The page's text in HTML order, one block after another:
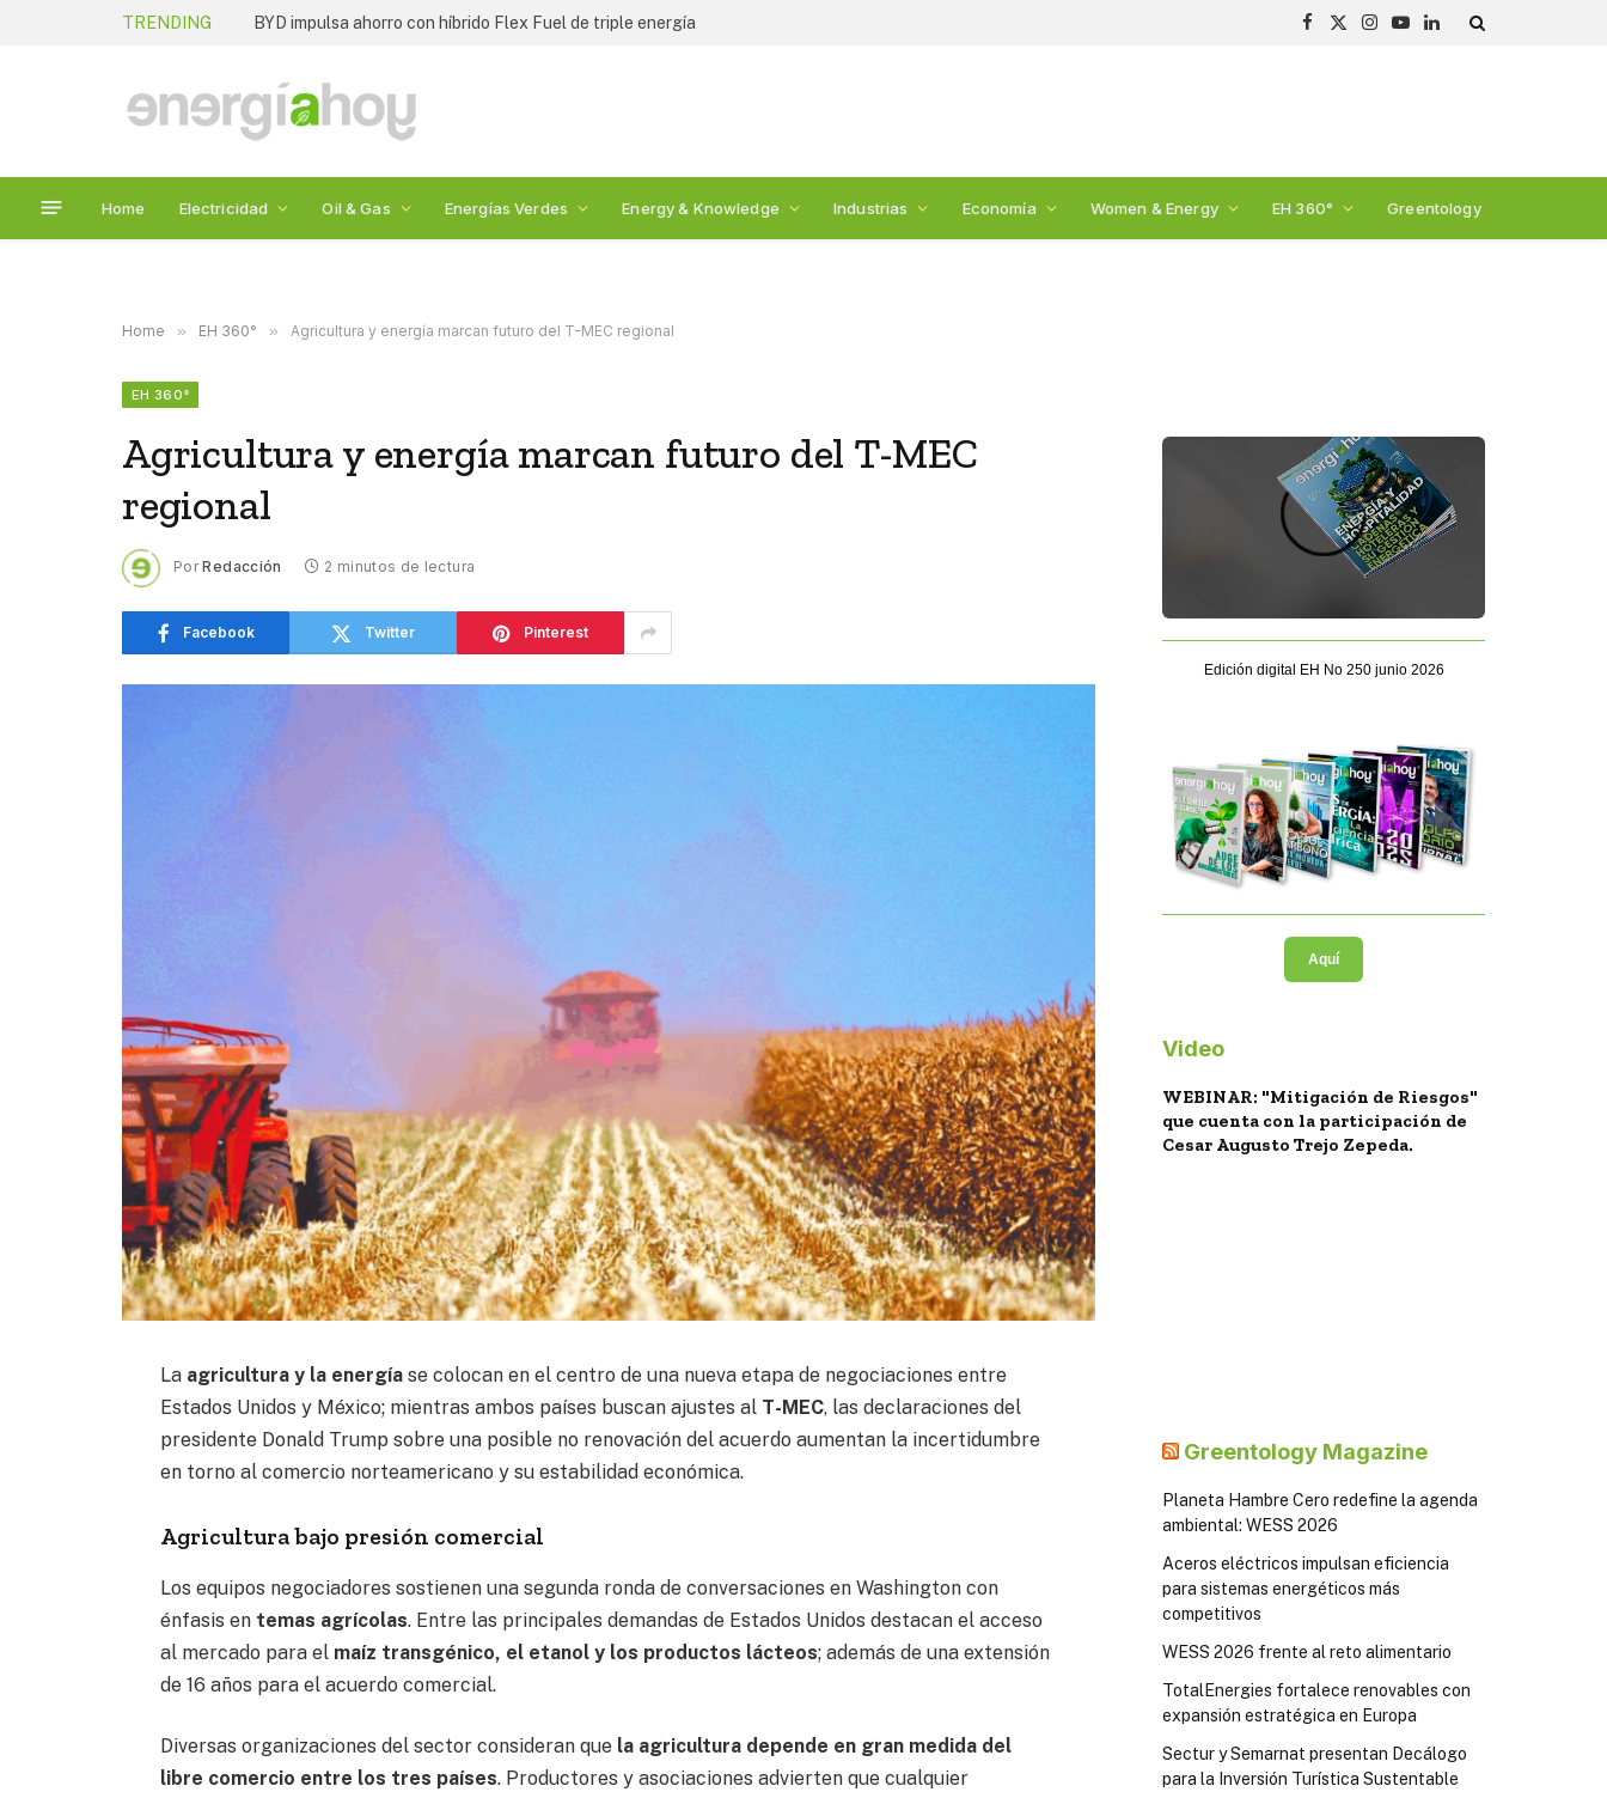
TRENDING BYD impulsa ahorro con híbrido Flex Fuel de triple energía
Facebook
X
Instagram
YouTubeLinkedIn
Home Electricidad Oil & Gas Energías Verdes Energy & Knowledge Industrias Economía Women & Energy EH 360° Greentology
Home » EH 360° » Agricultura y energía marcan futuro del T-MEC regional
EH 360°
Agricultura y energía marcan futuro del T-MEC
regional
Por Redacción 2 minutos de lectura
Facebook Twitter Pinterest
La agricultura y la energía se colocan en el centro de una nueva etapa de negociaciones entre
Estados Unidos y México; mientras ambos países buscan ajustes al T-MEC, las declaraciones del
presidente Donald Trump sobre una posible no renovación del acuerdo aumentan la incertidumbre
en torno al comercio norteamericano y su estabilidad económica.
Agricultura bajo presión comercial
Los equipos negociadores sostienen una segunda ronda de conversaciones en Washington con
énfasis en temas agrícolas. Entre las principales demandas de Estados Unidos destacan el acceso
al mercado para el maíz transgénico, el etanol y los productos lácteos; además de una extensión
de 16 años para el acuerdo comercial.
Diversas organizaciones del sector consideran que la agricultura depende en gran medida del
libre comercio entre los tres países. Productores y asociaciones advierten que cualquier
Edición digital EH No 250 junio 2026
Aquí
Video
WEBINAR: "Mitigación de Riesgos"
que cuenta con la participación de
Cesar Augusto Trejo Zepeda.
Greentology Magazine
Planeta Hambre Cero redefine la agenda
ambiental: WESS 2026
Aceros eléctricos impulsan eficiencia
para sistemas energéticos más
competitivos
WESS 2026 frente al reto alimentario
TotalEnergies fortalece renovables con
expansión estratégica en Europa
Sectur y Semarnat presentan Decálogo
para la Inversión Turística Sustentable